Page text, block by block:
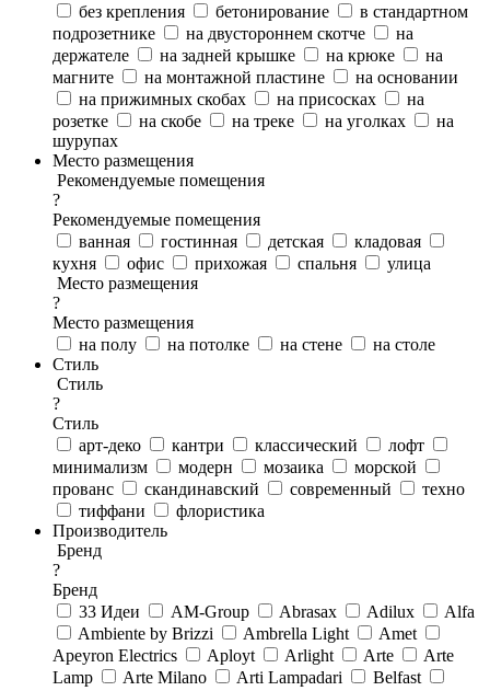
без крепления
бетонирование
в стандартном
подрозетнике
на двустороннем скотче
на
держателе
на задней крышке на крюке
на
магните
на монтажной пластине
на основании
на прижимных скобах
на присосках
на
розетке
на скобе на треке на уголках
на
шурупах
Место размещения
Рекомендуемые помещения
?
Рекомендуемые помещения
ванная
гостинная детская
кладовая
кухня
офис прихожая спальня
улица
Место размещения
?
Место размещения
на полу
на потолке на стене
на столе
Стиль
Стиль
?
Стиль
арт-деко
кантри классический
лофт
минимализм
модерн мозаика
морской
прованс
скандинавский современный
техно
тиффани
флористика
Производитель
Бренд
?
Бренд
33 Идеи
AM-Group Abrasax Adilux
Alfa
Ambiente by Brizzi
Ambrella Light
Amet
Apeyron Electrics
Aployt Arlight Arte
Arte
Lamp
Arte Milano Arti Lampadari
Belfast